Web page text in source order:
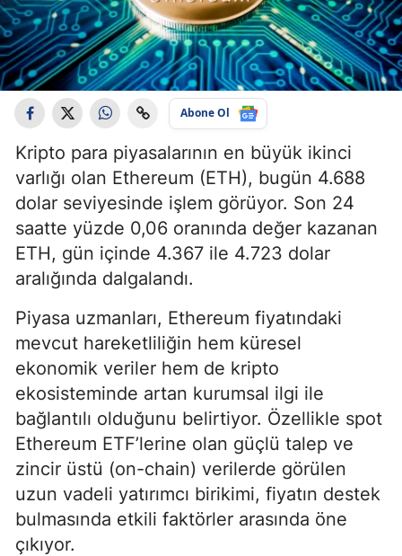
Abone Ol
Kripto para piyasalarının en büyük ikinci
varlığı olan Ethereum (ETH), bugün 4.688
dolar seviyesinde işlem görüyor. Son 24
saatte yüzde 0,06 oranında değer kazanan
ETH, gün içinde 4.367 ile 4.723 dolar
aralığında dalgalandı.
Piyasa uzmanları, Ethereum fiyatındaki
mevcut hareketliliğin hem küresel
ekonomik veriler hem de kripto
ekosisteminde artan kurumsal ilgi ile
bağlantılı olduğunu belirtiyor. Özellikle spot
Ethereum ETF’lerine olan güçlü talep ve
zincir üstü (on-chain) verilerde görülen
uzun vadeli yatırımcı birikimi, fiyatın destek
bulmasında etkili faktörler arasında öne
çıkıyor.